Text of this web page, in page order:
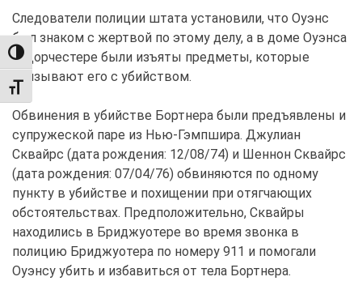
TOGGLE HIGH CONTRAST
TOGGLE FONT SIZE
Следователи полиции штата установили, что Оуэнс
был знаком с жертвой по этому делу, а в доме Оуэнса
в Дорчестере были изъяты предметы, которые
связывают его с убийством.
Обвинения в убийстве Бортнера были предъявлены и
супружеской паре из Нью-Гэмпшира. Джулиан
Сквайрс (дата рождения: 12/08/74) и Шеннон Сквайрс
(дата рождения: 07/04/76) обвиняются по одному
пункту в убийстве и похищении при отягчающих
обстоятельствах. Предположительно, Сквайры
находились в Бриджуотере во время звонка в
полицию Бриджуотера по номеру 911 и помогали
Оуэнсу убить и избавиться от тела Бортнера.